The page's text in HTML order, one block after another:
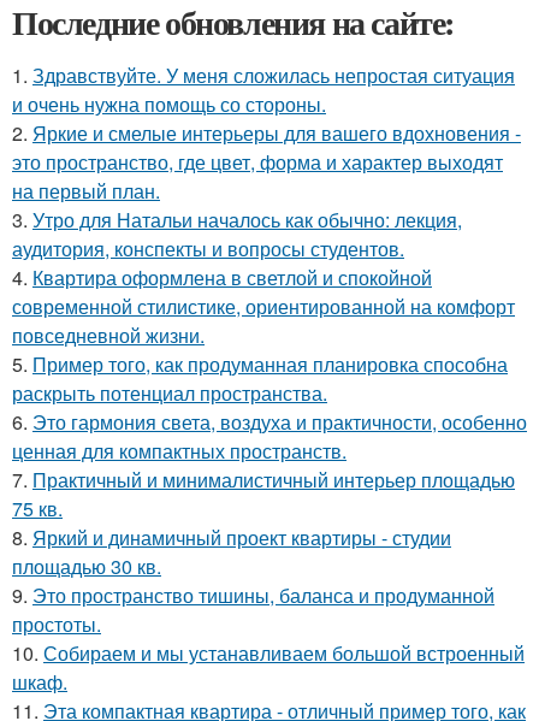
Последние обновления на сайте:
1. Здравствуйте. У меня сложилась непростая ситуация
и очень нужна помощь со стороны.
2. Яркие и смелые интерьеры для вашего вдохновения -
это пространство, где цвет, форма и характер выходят
на первый план.
3. Утро для Натальи началось как обычно: лекция,
аудитория, конспекты и вопросы студентов.
4. Квартира оформлена в светлой и спокойной
современной стилистике, ориентированной на комфорт
повседневной жизни.
5. Пример того, как продуманная планировка способна
раскрыть потенциал пространства.
6. Это гармония света, воздуха и практичности, особенно
ценная для компактных пространств.
7. Практичный и минималистичный интерьер площадью
75 кв.
8. Яркий и динамичный проект квартиры - студии
площадью 30 кв.
9. Это пространство тишины, баланса и продуманной
простоты.
10. Собираем и мы устанавливаем большой встроенный
шкаф.
11. Эта компактная квартира - отличный пример того, как